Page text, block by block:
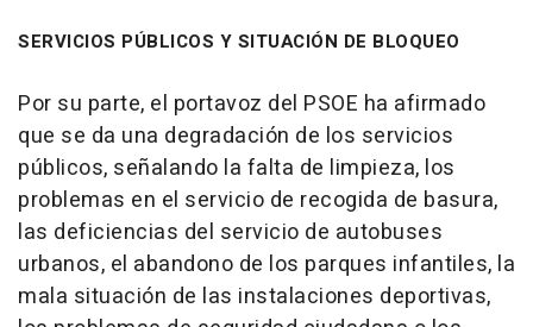
SERVICIOS PÚBLICOS Y SITUACIÓN DE BLOQUEO
Por su parte, el portavoz del PSOE ha afirmado
que se da una degradación de los servicios
públicos, señalando la falta de limpieza, los
problemas en el servicio de recogida de basura,
las deficiencias del servicio de autobuses
urbanos, el abandono de los parques infantiles, la
mala situación de las instalaciones deportivas,